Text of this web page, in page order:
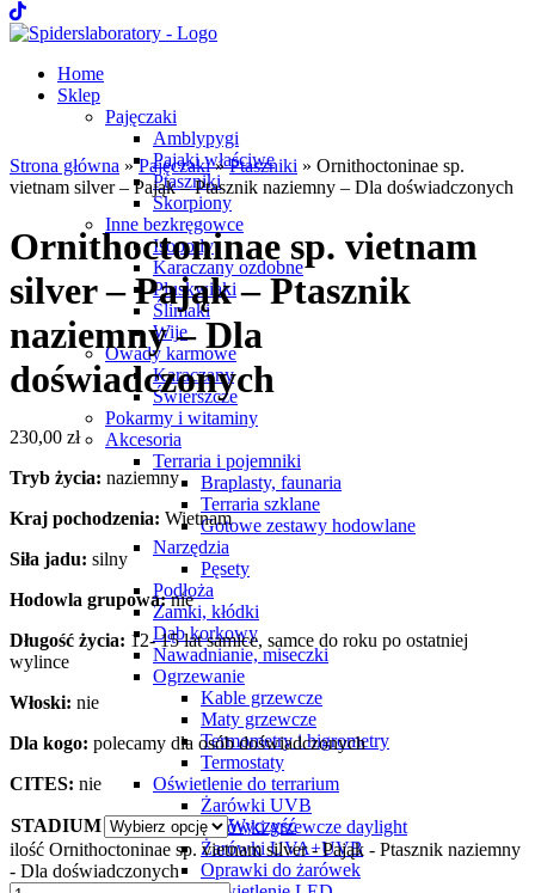
Home
Sklep
Pajęczaki
Amblypygi
Pająki właściwe
Ptaszniki
Skorpiony
Inne bezkręgowce
Isopody
Karaczany ozdobne
Pluskwiaki
Ślimaki
Wije
Owady karmowe
Karaczany
Świerszcze
Pokarmy i witaminy
Akcesoria
Terraria i pojemniki
Braplasty, faunaria
Terraria szklane
Gotowe zestawy hodowlane
Narzędzia
Pęsety
Podłoża
Zamki, kłódki
Dąb korkowy
Nawadnianie, miseczki
Ogrzewanie
Kable grzewcze
Maty grzewcze
Termometry i higrometry
Termostaty
Oświetlenie do terrarium
Żarówki UVB
Żarówki grzewcze daylight
Żarówki UVA+UVB
Oprawki do żarówek
Strona główna »Pajęczaki»Ptaszniki » Ornithoctoninae sp.
vietnam silver – Pająk – Ptasznik naziemny – Dla doświadczonych
Ornithoctoninae sp. vietnam
silver – Pająk – Ptasznik
naziemny – Dla
doświadczonych
230,00 zł
Tryb życia: naziemny
Kraj pochodzenia: Wietnam
Siła jadu: silny
Hodowla grupowa:nie
Długość życia: 12- 15 lat samice, samce do roku po ostatniej
wylince
Włoski: nie
Dla kogo: polecamy dla osób doświadczonych
CITES: nie
STADIUM
Wyczyść
ilość Ornithoctoninae sp. vietnam silver - Pająk - Ptasznik naziemny
- Dla doświadczonych